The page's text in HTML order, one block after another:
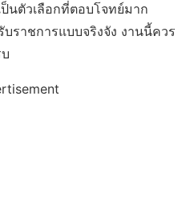
นตัวเลือกที่ตอบโจทย์มาก
ราชการแบบจริงจัง งานนี้ควร